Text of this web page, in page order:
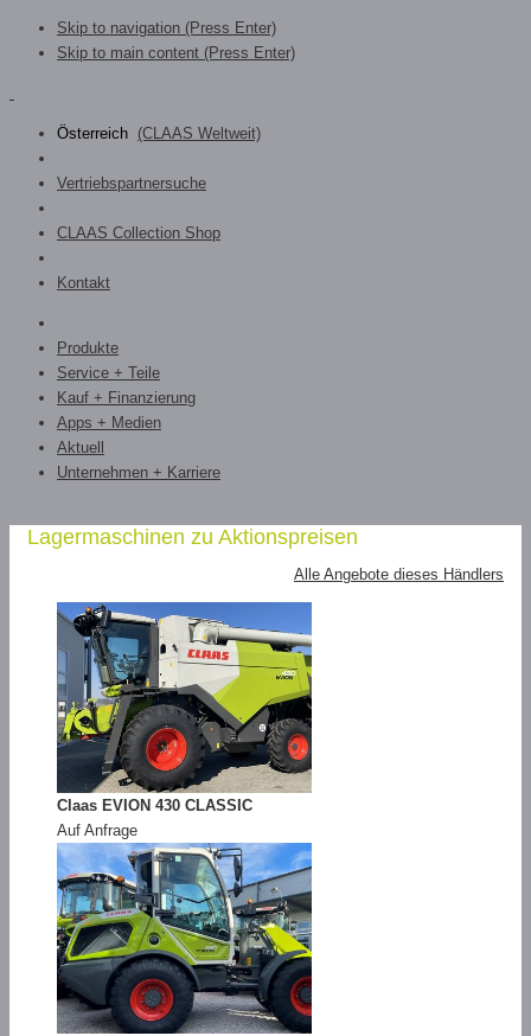
Skip to navigation (Press Enter)
Skip to main content (Press Enter)
Österreich (CLAAS Weltweit)
Vertriebspartnersuche
CLAAS Collection Shop
Kontakt
Produkte
Service + Teile
Kauf + Finanzierung
Apps + Medien
Aktuell
Unternehmen + Karriere
Lagermaschinen zu Aktionspreisen
Alle Angebote dieses Händlers
Claas EVION 430 CLASSIC
Auf Anfrage